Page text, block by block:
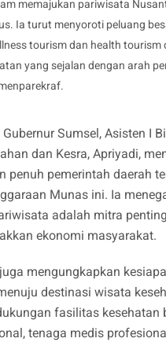
memajukan pariwisata
Ia turut menyoroti peluang
tourism dan health tourism
yang sejalan dengan arah
Sumsel, Asisten I
dan Kesra, Apriyadi,
penuh pemerintah daerah
Munas ini. Ia
adalah mitra
ekonomi masyarakat.
mengungkapkan
destinasi wisata
fasilitas kesehatan
tenaga medis